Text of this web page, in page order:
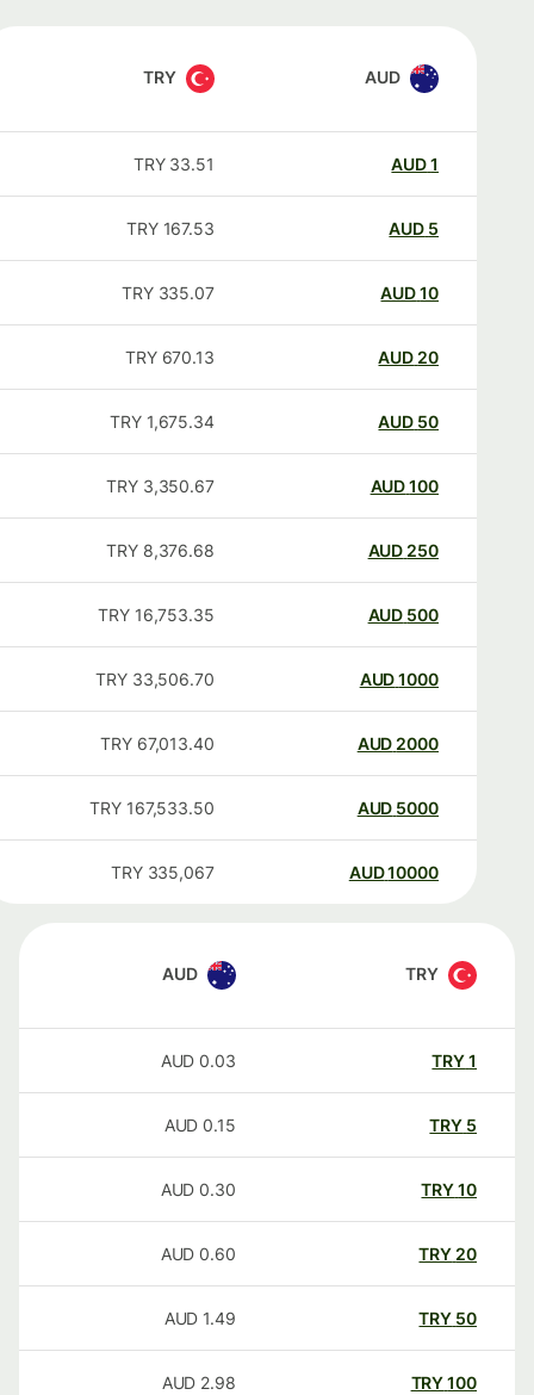
AUD
TRY
AUD
33.51
TRY
AUD
167.53
TRY
AUD
335.07
TRY
20
AUD
670.13
TRY
50
AUD
1,675.34
TRY
100
AUD
3,350.67
TRY
250
AUD
8,376.68
TRY
500
AUD
16,753.35
TRY
1000
AUD
33,506.70
TRY
2000
AUD
67,013.40
TRY
5000
AUD
167,533.50
TRY
10000
AUD
335,067
TRY
TRY
AUD
TRY
0.03
AUD
TRY
0.15
AUD
TRY
0.30
AUD
20
TRY
0.60
AUD
50
TRY
1.49
AUD
100
TRY
2.98
AUD